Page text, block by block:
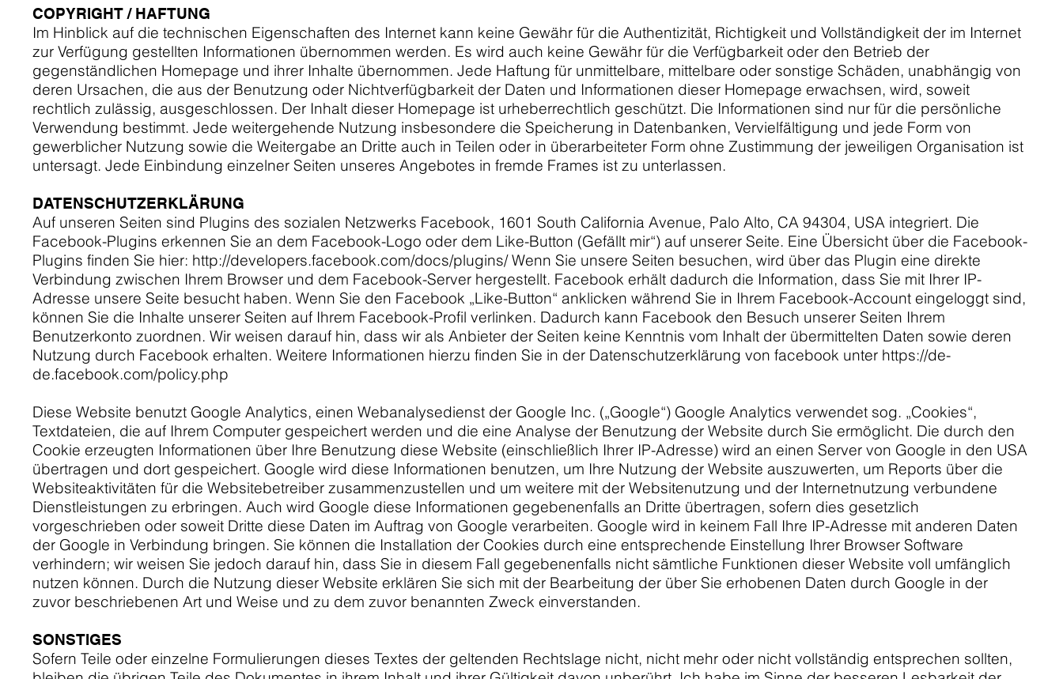
COPYRIGHT / HAFTUNG
Im Hinblick auf die technischen Eigenschaften des Internet kann keine Gewähr für die Authentizität, Richtigkeit und Vollständigkeit der im Internet
zur Verfügung gestellten Informationen übernommen werden. Es wird auch keine Gewähr für die Verfügbarkeit oder den Betrieb der
gegenständlichen Homepage und ihrer Inhalte übernommen. Jede Haftung für unmittelbare, mittelbare oder sonstige Schäden, unabhängig von
deren Ursachen, die aus der Benutzung oder Nichtverfügbarkeit der Daten und Informationen dieser Homepage erwachsen, wird, soweit
rechtlich zulässig, ausgeschlossen. Der Inhalt dieser Homepage ist urheberrechtlich geschützt. Die Informationen sind nur für die persönliche
Verwendung bestimmt. Jede weitergehende Nutzung insbesondere die Speicherung in Datenbanken, Vervielfältigung und jede Form von
gewerblicher Nutzung sowie die Weitergabe an Dritte auch in Teilen oder in überarbeiteter Form ohne Zustimmung der jeweiligen Organisation ist
untersagt. Jede Einbindung einzelner Seiten unseres Angebotes in fremde Frames ist zu unterlassen.
DATENSCHUTZERKLÄRUNG
Auf unseren Seiten sind Plugins des sozialen Netzwerks Facebook, 1601 South California Avenue, Palo Alto, CA 94304, USA integriert. Die
Facebook-Plugins erkennen Sie an dem Facebook-Logo oder dem Like-Button (Gefällt mir“) auf unserer Seite. Eine Übersicht über die Facebook-
Plugins finden Sie hier: http://developers.facebook.com/docs/plugins/Wenn Sie unsere Seiten besuchen, wird über das Plugin eine direkte
Verbindung zwischen Ihrem Browser und dem Facebook-Server hergestellt. Facebook erhält dadurch die Information, dass Sie mit Ihrer IP-
Adresse unsere Seite besucht haben. Wenn Sie den Facebook „Like-Button“ anklicken während Sie in Ihrem Facebook-Account eingeloggt sind,
können Sie die Inhalte unserer Seiten auf Ihrem Facebook-Profil verlinken. Dadurch kann Facebook den Besuch unserer Seiten Ihrem
Benutzerkonto zuordnen. Wir weisen darauf hin, dass wir als Anbieter der Seiten keine Kenntnis vom Inhalt der übermittelten Daten sowie deren
Nutzung durch Facebook erhalten. Weitere Informationen hierzu finden Sie in der Datenschutzerklärung von facebook unter https://de-
de.facebook.com/policy.php
Diese Website benutzt Google Analytics, einen Webanalysedienst der Google Inc. („Google“) Google Analytics verwendet sog. „Cookies“,
Textdateien, die auf Ihrem Computer gespeichert werden und die eine Analyse der Benutzung der Website durch Sie ermöglicht. Die durch den
Cookie erzeugten Informationen über Ihre Benutzung diese Website (einschließlich Ihrer IP-Adresse) wird an einen Server von Google in den USA
übertragen und dort gespeichert. Google wird diese Informationen benutzen, um Ihre Nutzung der Website auszuwerten, um Reports über die
Websiteaktivitäten für die Websitebetreiber zusammenzustellen und um weitere mit der Websitenutzung und der Internetnutzung verbundene
Dienstleistungen zu erbringen. Auch wird Google diese Informationen gegebenenfalls an Dritte übertragen, sofern dies gesetzlich
vorgeschrieben oder soweit Dritte diese Daten im Auftrag von Google verarbeiten. Google wird in keinem Fall Ihre IP-Adresse mit anderen Daten
der Google in Verbindung bringen. Sie können die Installation der Cookies durch eine entsprechende Einstellung Ihrer Browser Software
verhindern; wir weisen Sie jedoch darauf hin, dass Sie in diesem Fall gegebenenfalls nicht sämtliche Funktionen dieser Website voll umfänglich
nutzen können. Durch die Nutzung dieser Website erklären Sie sich mit der Bearbeitung der über Sie erhobenen Daten durch Google in der
zuvor beschriebenen Art und Weise und zu dem zuvor benannten Zweck einverstanden.
SONSTIGES
Sofern Teile oder einzelne Formulierungen dieses Textes der geltenden Rechtslage nicht, nicht mehr oder nicht vollständig entsprechen sollten,